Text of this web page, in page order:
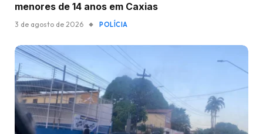
menores de 14 anos em Caxias
3 de agosto de 2026 POLÍCIA